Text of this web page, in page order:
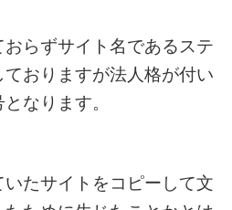
らずサイト名であるステ
おりますが法人格が付い
なります。
たサイトをコピーして文